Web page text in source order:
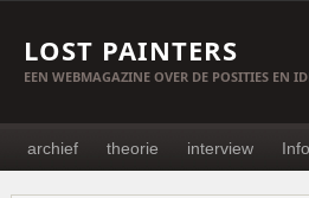
LOST PAINTERS
EEN WEBMAGAZINE OVER DE POSITIES EN
archief theorie interview Info